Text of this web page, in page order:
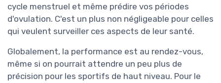
cycle menstruel et même prédire vos périodes
d'ovulation. C'est un plus non négligeable pour celles
qui veulent surveiller ces aspects de leur santé.
Globalement, la performance est au rendez-vous,
même si on pourrait attendre un peu plus de
précision pour les sportifs de haut niveau. Pour le